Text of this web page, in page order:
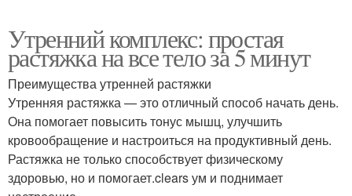
Утренний комплекс: простая
растяжка на все тело за 5 минут
Преимущества утренней растяжки
Утренняя растяжка — это отличный способ начать день.
Она помогает повысить тонус мышц, улучшить
кровообращение и настроиться на продуктивный день.
Растяжка не только способствует физическому
здоровью, но и помогает.clears ум и поднимает